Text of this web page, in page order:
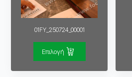
01FY_250724_00001
Επιλογή